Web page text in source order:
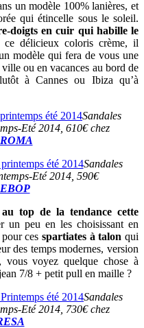
un modèle 100% lanières, et
qui étincelle sous le soleil.
doigts en cuir qui habille le
ce délicieux coloris crème, il
modèle qui fera de vous une
ou en vacances au bord de
à Cannes ou Ibiza qu’à
Sandales
Eté 2014, 610€ chez
Sandales
Eté 2014, 590€
top de la tendance cette
un peu en les choisissant en
pour cesspartiates à talon qui
des temps modernes, version
vous voyez quelque chose à
7/8 + petit pull en maille ?
Sandales
Eté 2014, 730€ chez